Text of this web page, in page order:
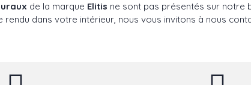
de la marque Elitis ne sont pas présentés sur notre
dans votre intérieur, nous vous invitons à nous